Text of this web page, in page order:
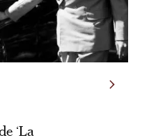
artesanales de